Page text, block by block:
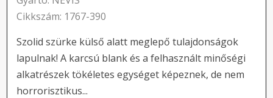
Cikkszám: 1767-390
Szolid szürke külső alatt meglepő tulajdonságok
lapulnak! A karcsú blank és a felhasznált minőségi
alkatrészek tökéletes egységet képeznek, de nem
horrorisztikus...